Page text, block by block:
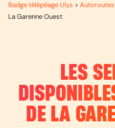
Badge télépéage Ulys >
La Garenne Ouest
LES
DE LA